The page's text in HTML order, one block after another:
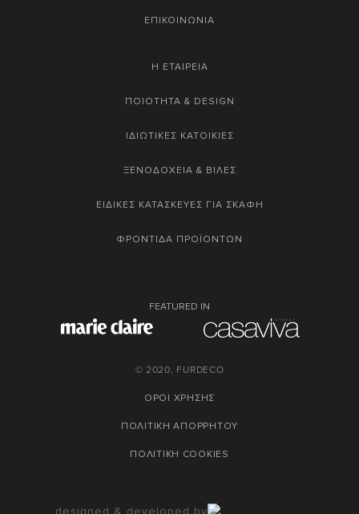
ΕΠΙΚΟΙΝΩΝΙΑ
Η ΕΤΑΙΡΕΙΑ
ΠΟΙΟΤΗΤΑ & DESIGN
ΙΔΙΩΤΙΚΕΣ ΚΑΤΟΙΚΙΕΣ
ΞΕΝΟΔΟΧΕΙΑ & ΒΙΛΕΣ
ΕΙΔΙΚΕΣ ΚΑΤΑΣΚΕΥΕΣ ΓΙΑ ΣΚΑΦΗ
ΦΡΟΝΤΙΔΑ ΠΡΟΪΟΝΤΩΝ
FEATURED IN
© 2020, FURDECO
ΟΡΟΙ ΧΡΗΣΗΣ
ΠΟΛΙΤΙΚΗ ΑΠΟΡΡΗΤΟΥ
ΠΟΛΙΤΙΚΗ COOKIES
designed & developed by